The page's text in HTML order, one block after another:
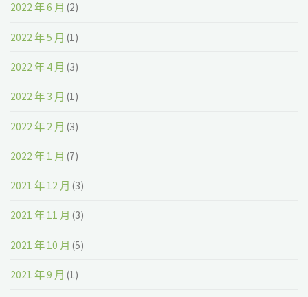
2022 年 6 月 (2)
2022 年 5 月 (1)
2022 年 4 月 (3)
2022 年 3 月 (1)
2022 年 2 月 (3)
2022 年 1 月 (7)
2021 年 12 月 (3)
2021 年 11 月 (3)
2021 年 10 月 (5)
2021 年 9 月 (1)